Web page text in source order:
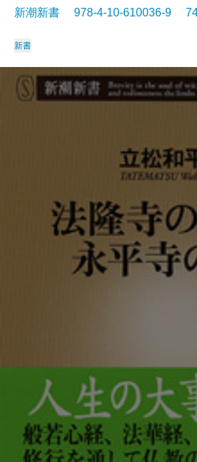
新潮新書 978-4-10-610036-9
新書